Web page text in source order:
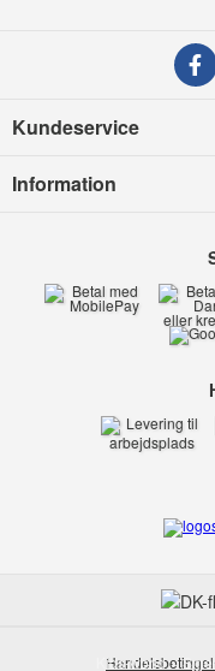
Kundeservice
Information
Kids-world